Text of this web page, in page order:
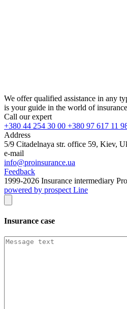
We offer qualified assistance in any
is your guide in the world of insurance
Call our expert
+380 44 254 30 00 +380 97 617 11
Address
5/9 Citadelnaya str. office 59, Kiev,
e-mail
info@proinsurance.ua
Feedback
1999-2026 Insurance intermediary
powered by prospect Line
Insurance case